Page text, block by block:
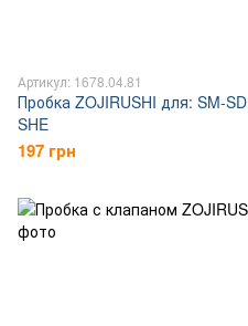
Артикул: 1678.04.81
Пробка ZOJIRUSHI для: SM-
SHE
197 грн